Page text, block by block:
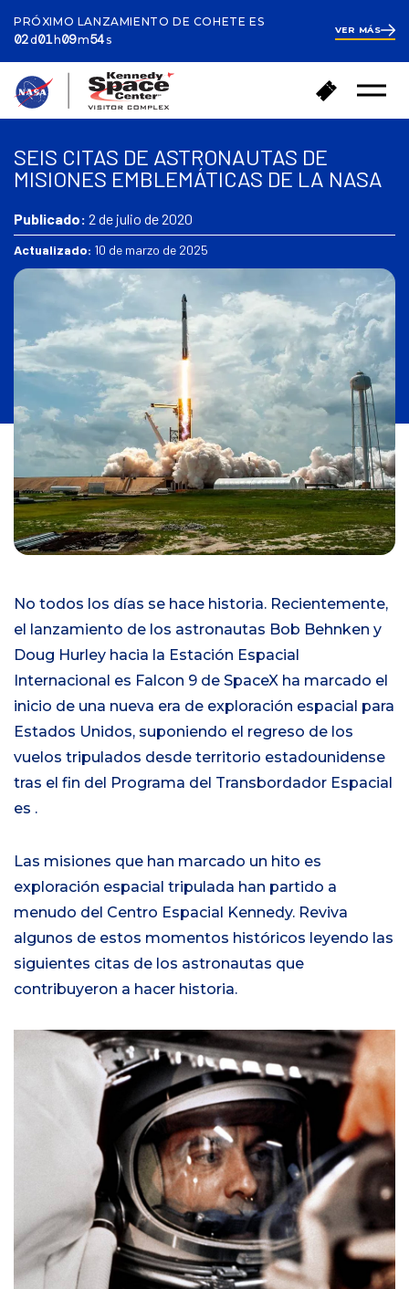
PRÓXIMO LANZAMIENTO DE COHETE ES
02d ays
01 hour
09minutes
53seconds
2
minutes
VER MÁS
l
e
r
l
a
p
á
n
i
n
i
c
i
a
n
r
d
a
s
Abrir
SEIS CITAS DE ASTRONAUTAS DE
MISIONES EMBLEMÁTICAS DE LA NASA
Publicado: 2 de julio de 2020
Actualizado: 10 de marzo de 2025
No todos los días se hace historia. Recientemente,
el lanzamiento de los astronautas Bob Behnken y
Doug Hurley hacia la Estación Espacial
Internacional es Falcon 9 de SpaceX ha marcado el
inicio de una nueva era de exploración espacial para
Estados Unidos, suponiendo el regreso de los
vuelos tripulados desde territorio estadounidense
tras el fin del Programa del Transbordador Espacial
es .
Las misiones que han marcado un hito es
exploración espacial tripulada han partido a
menudo del Centro Espacial Kennedy. Reviva
algunos de estos momentos históricos leyendo las
siguientes citas de los astronautas que
contribuyeron a hacer historia.